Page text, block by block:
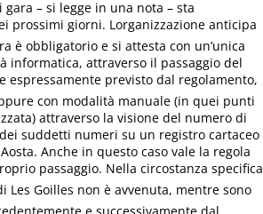
– si legge in una nota – sta
giorni. Lorganizzazione anticipa
è obbligatorio e si attesta con un’unica
informatica, attraverso il passaggio del
espressamente previsto dal regolamento,
con modalità manuale (in quei punti
attraverso la visione del numero di
suddetti numeri su un registro cartaceo
Anche in questo caso vale la regola
passaggio. Nella circostanza specifica
Les Goilles non è avvenuta, mentre sono